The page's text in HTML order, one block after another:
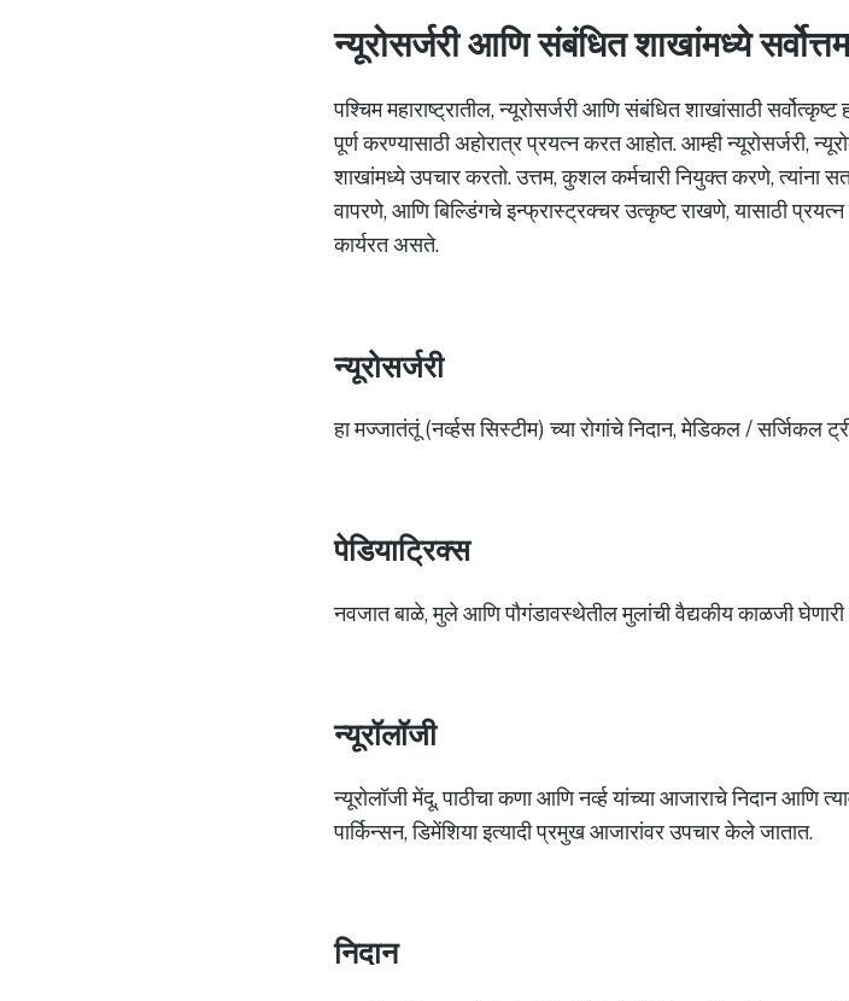
न्यूरोसर्जरी आणि संबंधित शाखांमध्ये
पश्चिम महाराष्ट्रातील, न्यूरोसर्जरी आणि संबंधित शाखांसाठी
पूर्ण करण्यासाठी अहोरात्र प्रयत्न करत आहोत. आम्ही न्यूरोसर्जरी,
शाखांमध्ये उपचार करतो. उत्तम, कुशल कर्मचारी नियुक्त करणे, त्यांना
वापरणे, आणि बिल्डिंगचे इन्फ्रास्ट्रक्चर उत्कृष्ट राखणे, यासाठी
कार्यरत असते.
न्यूरोसर्जरी
हा मज्जातंतूं (नर्व्हस सिस्टीम) च्या रोगांचे निदान, मेडिकल / सर्जिकल
पेडियाट्रिक्स
नवजात बाळे, मुले आणि पौगंडावस्थेतील मुलांची वैद्यकीय काळजी घेणारी
न्यूरॉलॉजी
न्यूरोलॉजी मेंदू, पाठीचा कणा आणि नर्व्ह यांच्या आजाराचे निदान आणि
पार्किन्सन, डिमेंशिया इत्यादी प्रमुख आजारांवर उपचार केले जातात.
निदान